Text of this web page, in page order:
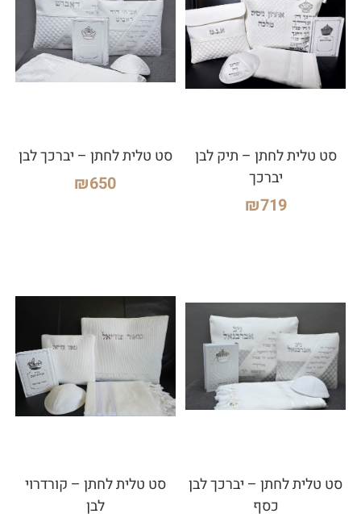
סט טלית לחתן – תיק לבן
יברכך
₪719
סט טלית לחתן – יברכך לבן
₪650
סט טלית לחתן – יברכך לבן
כסף
סט טלית לחתן – קורדרוי
לבן